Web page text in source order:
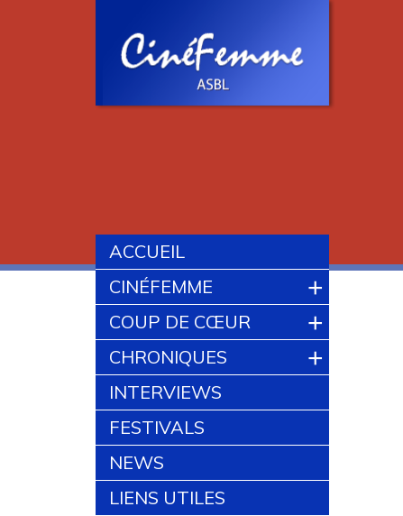
ACCUEIL
CINÉFEMME
+
COUP DE CŒUR +
CHRONIQUES +
INTERVIEWS
FESTIVALS
NEWS
LIENS UTILES